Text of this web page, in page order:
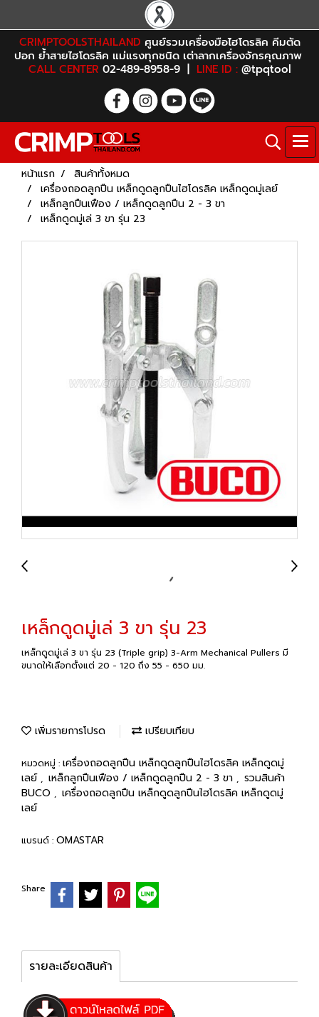
CRIMPTOOLSTHAILAND ศูนย์รวมเครื่องมือไฮโดรลิค คีมตัด
ปอก ย้ำสายไฮโดรลิค แม่แรงทุกชนิด เต่าลากเครื่องจักรคุณภาพ
CALL CENTER 02-489-8958-9 | LINE ID :@tpqtool
หน้าแรก
สินค้าทั้งหมด
เครื่องถอดลูกปืน เหล็กดูดลูกปืนไฮโดรลิค เหล็กดูดมู่เลย์
เหล็กลูกปืนเฟือง / เหล็กดูดลูกปืน 2 - 3 ขา
เหล็กดูดมู่เล่ 3 ขา รุ่น 23
เหล็กดูดมู่เล่ 3 ขา รุ่น 23
เหล็กดูดมู่เล่ 3 ขา รุ่น 23 (Triple grip) 3-Arm Mechanical Pullers มี
ขนาดให้เลือกตั้งแต่ 20 - 120 ถึง 55 - 650 มม.
เพิ่มรายการโปรด เปรียบเทียบ
หมวดหมู่ : เครื่องถอดลูกปืน เหล็กดูดลูกปืนไฮโดรลิค เหล็กดูดมู่
เลย์ , เหล็กลูกปืนเฟือง / เหล็กดูดลูกปืน 2 - 3 ขา , รวมสินค้า
BUCO , เครื่องถอดลูกปืน เหล็กดูดลูกปืนไฮโดรลิค เหล็กดูดมู่
เลย์
แบรนด์ : OMASTAR
Share
รายละเอียดสินค้า